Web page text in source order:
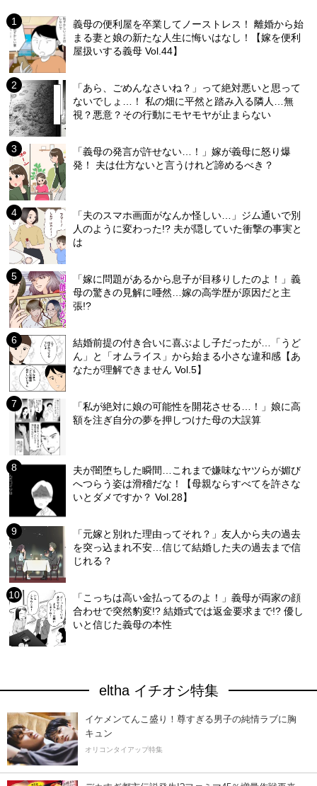
義母の便利屋を卒業してノーストレス！ 離婚から始
まる妻と娘の新たな人生に悔いはなし！【嫁を便利
屋扱いする義母 Vol.44】
「あら、ごめんなさいね？」って絶対悪いと思って
ないでしょ…！ 私の畑に平然と踏み入る隣人…無
視？悪意？その行動にモヤモヤが止まらない
「義母の発言が許せない…！」嫁が義母に怒り爆
発！ 夫は仕方ないと言うけれど諦めるべき？
「夫のスマホ画面がなんか怪しい…」ジム通いで別
人のように変わった!? 夫が隠していた衝撃の事実と
は
「嫁に問題があるから息子が目移りしたのよ！」義
母の驚きの見解に唖然…嫁の高学歴が原因だと主
張!?
結婚前提の付き合いに喜ぶよし子だったが…「うど
ん」と「オムライス」から始まる小さな違和感【あ
なたが理解できません Vol.5】
「私が絶対に娘の可能性を開花させる…！」娘に高
額を注ぎ自分の夢を押しつけた母の大誤算
夫が闇堕ちした瞬間…これまで嫌味なヤツらが媚び
へつらう姿は滑稽だな！【母親ならすべてを許さな
いとダメですか？ Vol.28】
「元嫁と別れた理由ってそれ？」友人から夫の過去
を突っ込まれ不安…信じて結婚した夫の過去まで信
じれる？
「こっちは高い金払ってるのよ！」義母が両家の顔
合わせで突然豹変!? 結婚式では返金要求まで!? 優し
いと信じた義母の本性
eltha イチオシ特集
イケメンてんこ盛り！尊すぎる男子の純情ラブに胸
キュン
オリコンタイアップ特集